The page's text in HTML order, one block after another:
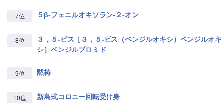
7位 ５β‐フェニルオキソラン‐２‐オン
8位
３，５‐ビス［３，５‐ビス（ベンジルオキシ）ベンジルオキ
シ］ベンジルブロミド
9位 黙祷
10位 新島式コロニー回転受け身